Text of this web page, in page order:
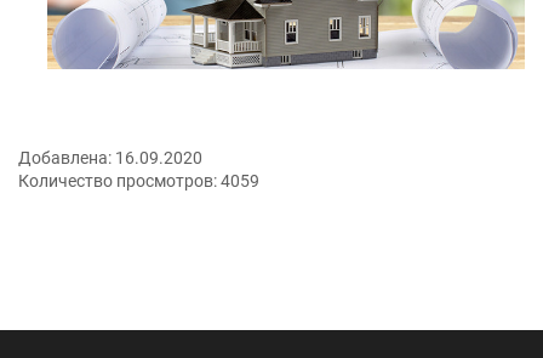
Добавлена: 16.09.2020
Количество просмотров:4059